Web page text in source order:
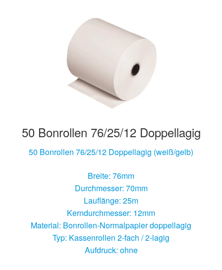
Hersteller/Gerät
Apothekenrollen
Rollen für Waagen
50 Bonrollen 76/25/12 Doppellagig
50 Bonrollen 76/25/12 Doppellagig (weiß/gelb)
Breite: 76mm
Durchmesser: 70mm
Lauflänge: 25m
Kerndurchmesser: 12mm
Material: Bonrollen-Normalpapier doppellagig
Typ: Kassenrollen 2-fach / 2-lagig
Aufdruck: ohne